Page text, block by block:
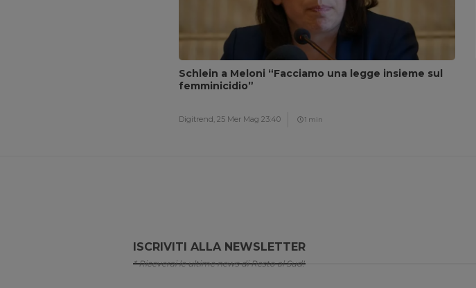
Schlein a Meloni “Facciamo una legge insieme sul
femminicidio”
Digitrend, 25 Mer Mag 23:40 1 min
ISCRIVITI ALLA NEWSLETTER
* Riceverai le ultime news di Resto al Sud!